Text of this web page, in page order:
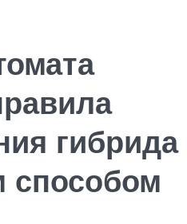
гибрида
способом